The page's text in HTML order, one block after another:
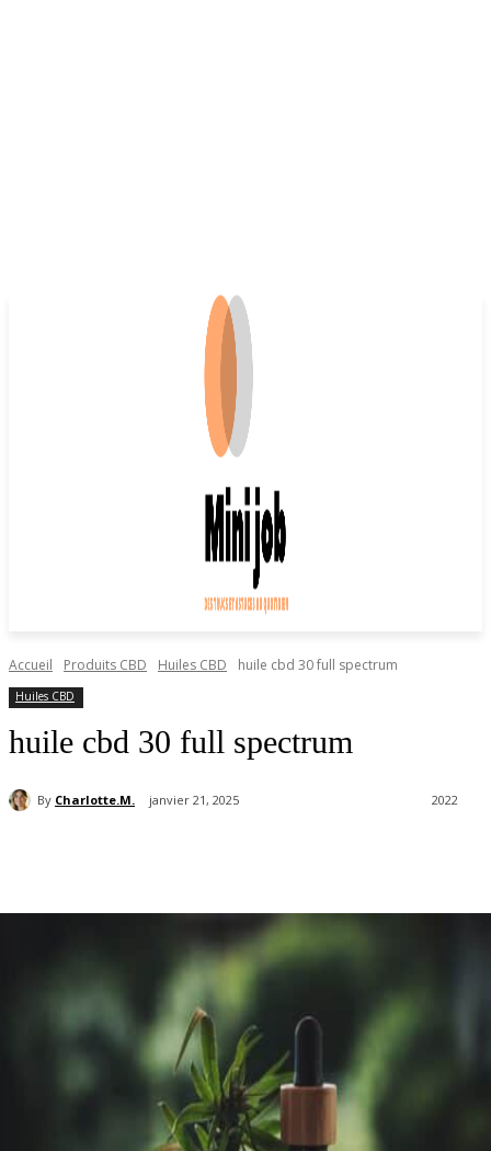
Accueil Produits CBD Huiles CBD huile cbd 30 full spectrum
Huiles CBD
huile cbd 30 full spectrum
By Charlotte.M. janvier 21, 2025 2022